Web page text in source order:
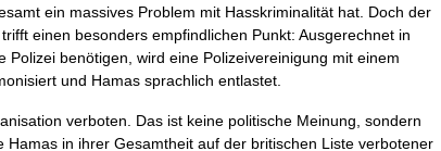
ein massives Problem mit Hasskriminalität hat. Doch der
einen besonders empfindlichen Punkt: Ausgerechnet in
benötigen, wird eine Polizeivereinigung mit einem
und Hamas sprachlich entlastet.
verboten. Das ist keine politische Meinung, sondern
in ihrer Gesamtheit auf der britischen Liste verbotener